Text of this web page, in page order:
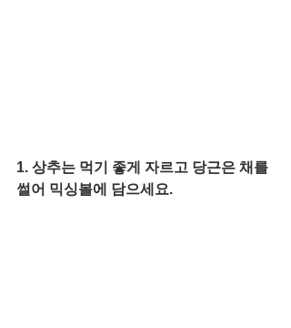
1. 상추는 먹기 좋게 자르고 당근은 채를
썰어 믹싱볼에 담으세요.